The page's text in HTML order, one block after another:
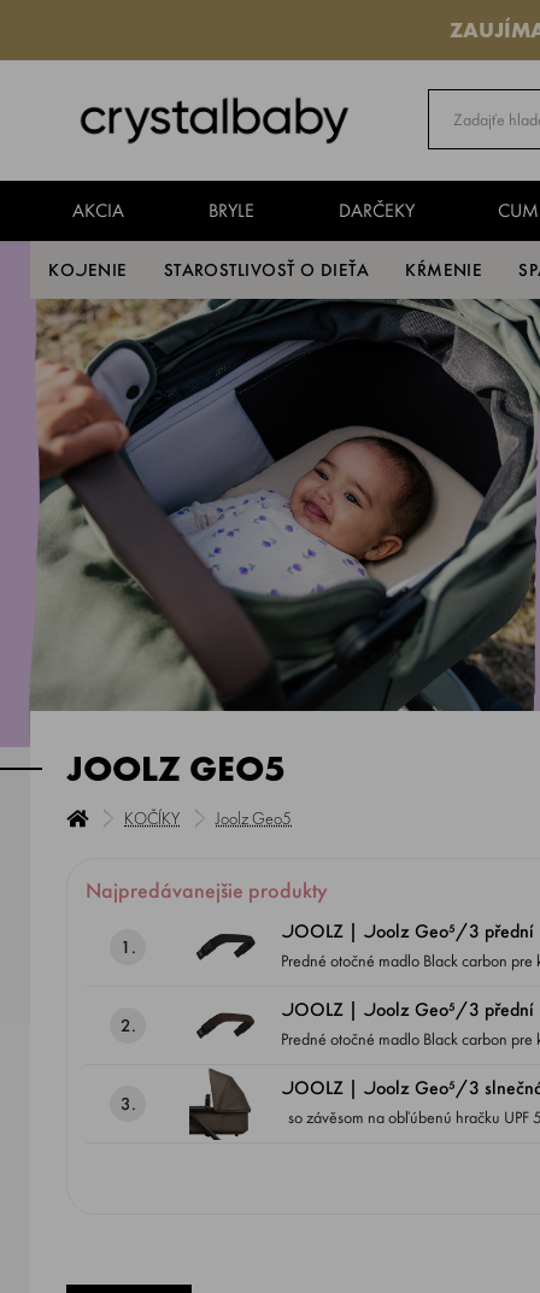
AKCIA BRYLE DARČEKY
KOJENIE STAROSTLIVOSŤ O DIEŤA KŔMENIE
JOOLZ GEO5
KOČÍKY Joolz Geo5
Najpredávanejšie produkty
1.
JOOLZ | Joolz Geo⁵/3 přední
2.
JOOLZ | Joolz Geo⁵/3 přední
3.
JOOLZ | Joolz Geo⁵/3
so závěsom na obľúbenú hračku UPF 50+ ochrana & vode odolná možnosť inštalácie ochranného tienidla rozšíriteľná XL ochrana